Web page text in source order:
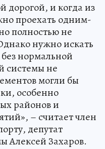
дорогой, и когда из
проехать одним-
полностью не
нужно искать
нормальной
системы не
могли бы
особенно
районов и
– считает член
депутат
Алексей Захаров.